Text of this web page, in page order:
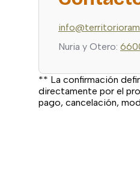
Nuria y Otero:
** La confirmación
directamente por el
pago, cancelación,